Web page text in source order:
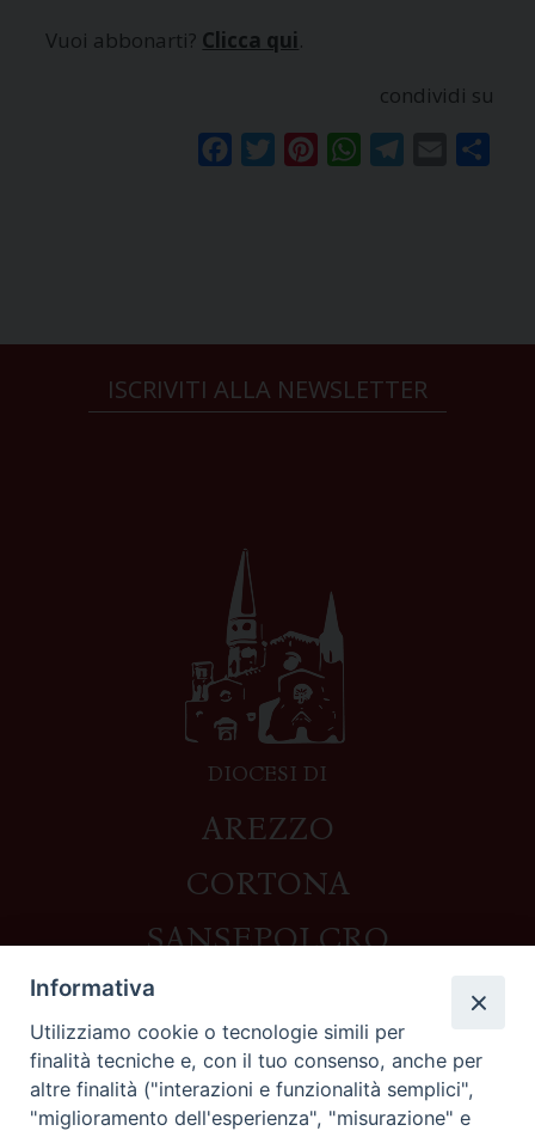
Vuoi abbonarti? Clicca qui.
condividi su
FacebookTwitterPinterestWhatsAppTelegram
Email
ISCRIVITI ALLA NEWSLETTER
DIOCESI DI
AREZZO
CORTONA
SANSEPOLCRO
Contatti
Piazza del Duomo,1 - 52100 Arezzo
segreteria@diocesi.arezzo.it
Informativa
Utilizziamo cookie o tecnologie simili per
finalità tecniche e, con il tuo consenso, anche per
altre finalità ("interazioni e funzionalità semplici",
"miglioramento dell'esperienza", "misurazione" e